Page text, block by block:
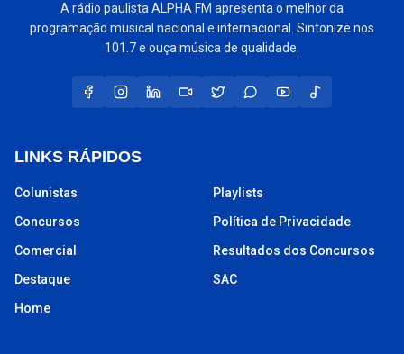
A rádio paulista ALPHA FM apresenta o melhor da
programação musical nacional e internacional. Sintonize nos
101.7 e ouça música de qualidade.
LINKS RÁPIDOS
Colunistas
Concursos
Comercial
Destaque
Home
Playlists
Política de Privacidade
Resultados dos Concursos
SAC